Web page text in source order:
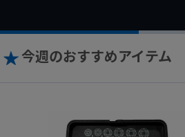
今週のおすすめアイテム